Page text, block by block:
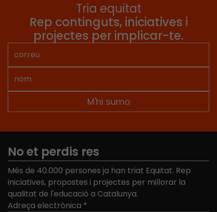
Tria equitat
Rep continguts, iniciatives i
projectes per implicar-te.
No et perdis res
Més de 40.000 persones ja han triat Equitat. Rep
iniciatives, propostes i projectes per millorar la
qualitat de l'educació a Catalunya.
Adreça electrònica *